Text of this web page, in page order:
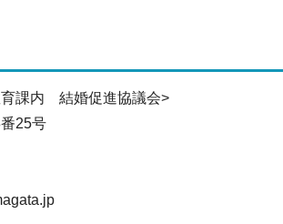
課内 結婚促進協議会>
25号